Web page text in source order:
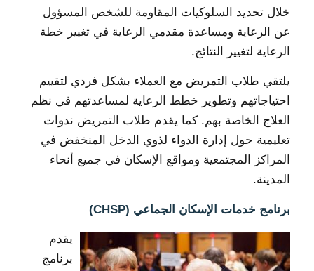
خلال تحديد السلوكيات المقاومة للشخص المسؤول
عن الرعاية ومساعدة مقدمي الرعاية في تغيير خطة
الرعاية لتغيير النتائج.
يلتقي طلاب التمريض مع العملاء بشكل فردي لتقييم
احتياجاتهم وتطوير خطط الرعاية لمساعدتهم في نظم
العلاج الخاصة بهم. كما يقدم طلاب التمريض ندوات
تعليمية حول إدارة الدواء لذوي الدخل المنخفض في
المراكز المجتمعية ومواقع الإسكان في جميع أنحاء
المدينة.
برنامج خدمات الإسكان الجماعي (CHSP)
يقدم
برنامج